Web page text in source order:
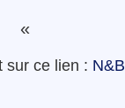
«
sur ce lien :